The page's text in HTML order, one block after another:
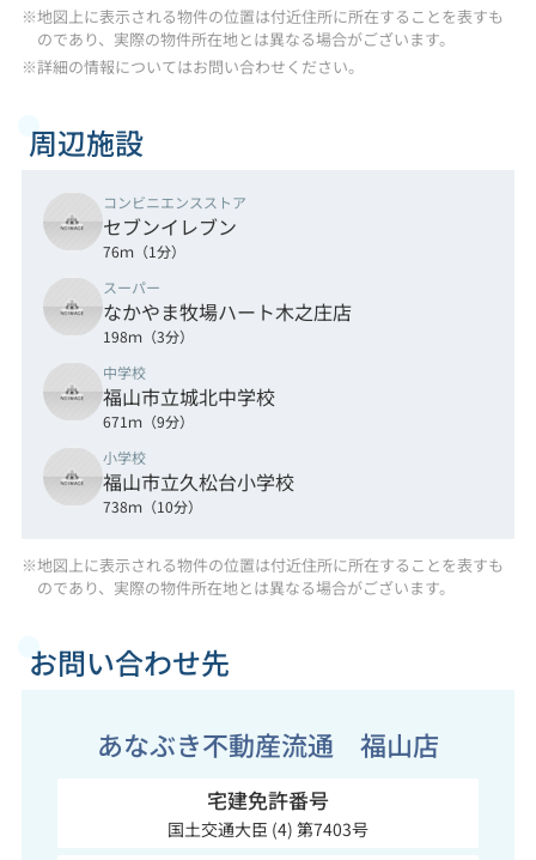
※地図上に表示される物件の位置は付近住所に所在することを表すも
のであり、実際の物件所在地とは異なる場合がございます。
※詳細の情報についてはお問い合わせください。
周辺施設
コンビニエンスストア
セブンイレブン
76ｍ（1分）
スーパー
なかやま牧場ハート木之庄店
198ｍ（3分）
中学校
福山市立城北中学校
671ｍ（9分）
小学校
福山市立久松台小学校
738ｍ（10分）
※地図上に表示される物件の位置は付近住所に所在することを表すも
のであり、実際の物件所在地とは異なる場合がございます。
お問い合わせ先
あなぶき不動産流通 福山店
宅建免許番号
国土交通大臣 (4) 第7403号